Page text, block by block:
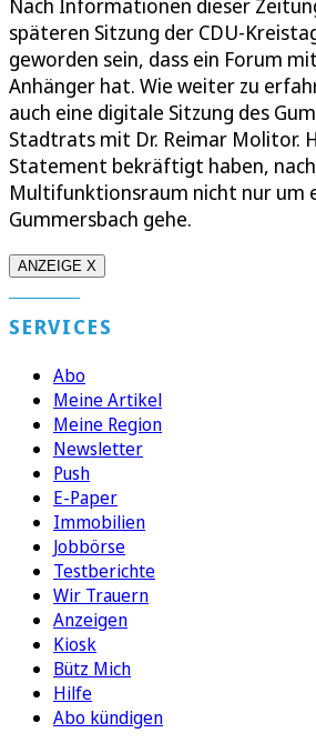
Nach Informationen dieser
späteren Sitzung der CDU-
geworden sein, dass ein Forum
Anhänger hat. Wie weiter zu
auch eine digitale Sitzung des
Stadtrats mit Dr. Reimar Molitor.
Statement bekräftigt haben,
Multifunktionsraum nicht nur um
Gummersbach gehe.
ANZEIGE X
SERVICES
Abo
Meine Artikel
Meine Region
Newsletter
Push
E-Paper
Immobilien
Jobbörse
Testberichte
Wir Trauern
Anzeigen
Kiosk
Bütz Mich
Hilfe
Abo kündigen